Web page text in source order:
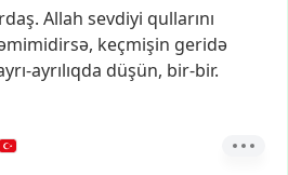
Allah sevdiyi qullarını
keçmişin geridə
ayrılıqda düşün, bir-bir.